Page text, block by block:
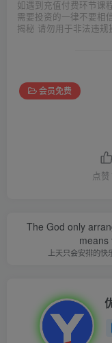
如遇到充值付费环节课
需要投资的一律不要相
揭秘 请勿用于非法违
会员免费
点赞
The God only
means
上天只会安排的